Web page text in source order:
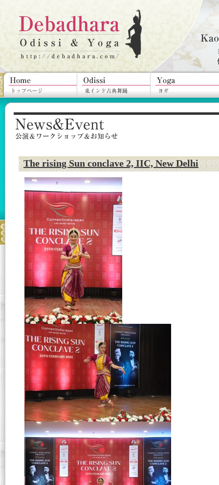
The rising Sun conclave 2, IIC, New Delhi